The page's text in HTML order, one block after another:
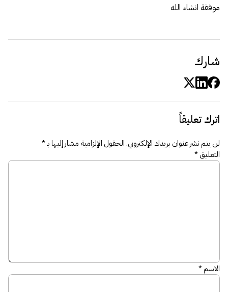
موفقة انشاء الله
شارك
اترك تعليقاً
لن يتم نشر عنوان بريدك الإلكتروني.الحقول الإلزامية مشار إليها بـ*
التعليق*
الاسم*